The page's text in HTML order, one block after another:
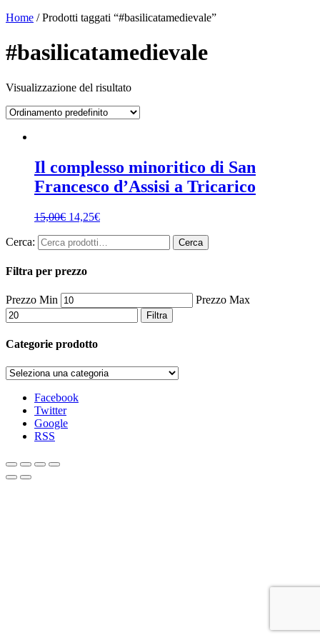
Home / Prodotti taggati “#basilicatamedievale”
#basilicatamedievale
Visualizzazione del risultato
Il complesso minoritico di San
Francesco d’Assisi a Tricarico
15,00€ 14,25€
Cerca: Cerca
Filtra per prezzo
Prezzo Min Prezzo Max
Filtra
Categorie prodotto
Facebook
Twitter
Google
RSS